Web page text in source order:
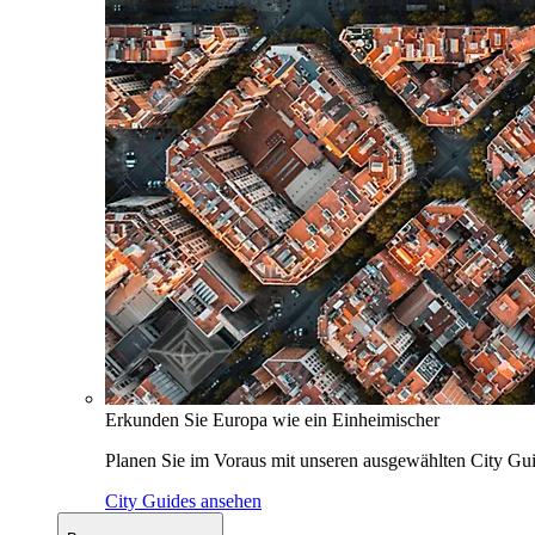
Erkunden Sie Europa wie ein Einheimischer
Planen Sie im Voraus mit unseren ausgewählten City
City Guides ansehen